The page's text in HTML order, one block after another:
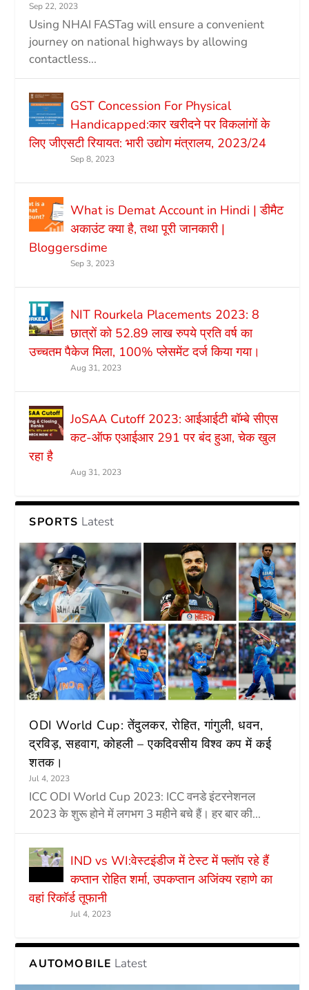
Sep 22, 2023
Using NHAI FASTag will ensure a convenient
journey on national highways by allowing
contactless...
GST Concession For Physical
Handicapped:कार खरीदने पर विकलांगों के
लिए जीएसटी रियायत: भारी उद्योग मंत्रालय, 2023/24
Sep 8, 2023
What is Demat Account in Hindi | डीमैट
अकाउंट क्या है, तथा पूरी जानकारी |
Bloggersdime
Sep 3, 2023
NIT Rourkela Placements 2023: 8
छात्रों को 52.89 लाख रुपये प्रति वर्ष का
उच्चतम पैकेज मिला, 100% प्लेसमेंट दर्ज किया गया।
Aug 31, 2023
JoSAA Cutoff 2023: आईआईटी बॉम्बे सीएस
कट-ऑफ एआईआर 291 पर बंद हुआ, चेक खुल
रहा है
Aug 31, 2023
SPORTS Latest
ODI World Cup: तेंदुलकर, रोहित, गांगुली, धवन,
द्रविड़, सहवाग, कोहली – एकदिवसीय विश्व कप में कई
शतक।
Jul 4, 2023
ICC ODI World Cup 2023: ICC वनडे इंटरनेशनल
2023 के शुरू होने में लगभग 3 महीने बचे हैं। हर बार की...
IND vs WI:वेस्टइंडीज में टेस्ट में फ्लॉप रहे हैं
कप्तान रोहित शर्मा, उपकप्तान अजिंक्य रहाणे का
वहां रिकॉर्ड तूफानी
Jul 4, 2023
AUTOMOBILE Latest